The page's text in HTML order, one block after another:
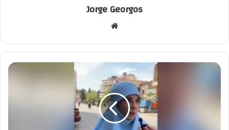
Jorge Georgos
ق
ع
ا
ل
و
ي
ب